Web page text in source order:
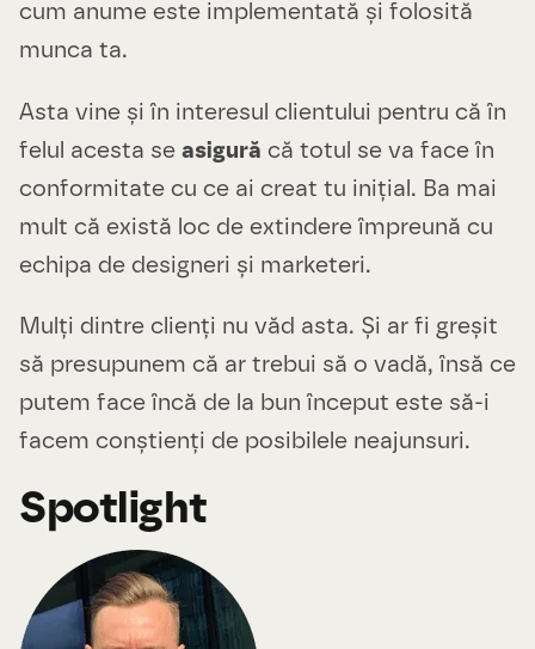
cum anume este implementată și folosită
munca ta.
Asta vine și în interesul clientului pentru că în
felul acesta se asigură că totul se va face în
conformitate cu ce ai creat tu inițial. Ba mai
mult că există loc de extindere împreună cu
echipa de designeri și marketeri.
Mulți dintre clienți nu văd asta. Și ar fi greșit
să presupunem că ar trebui să o vadă, însă ce
putem face încă de la bun început este să-i
facem conștienți de posibilele neajunsuri.
Spotlight